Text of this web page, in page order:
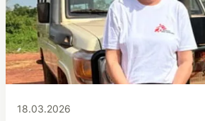
18.03.2026